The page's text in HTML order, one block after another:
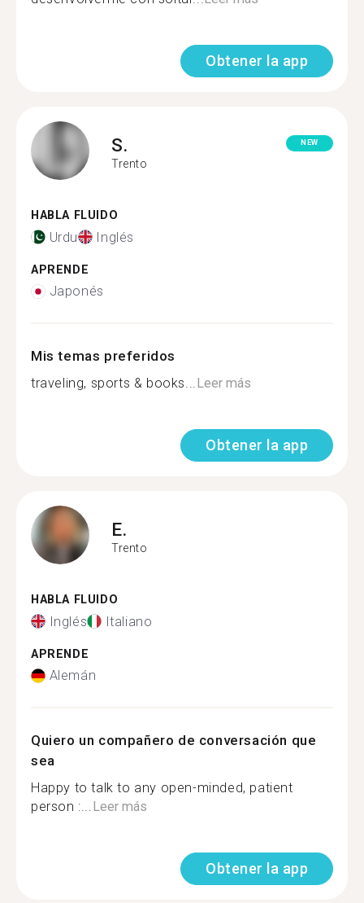
Obtener la app
S.
Trento
NEW
HABLA FLUIDO
Urdu Inglés
APRENDE
Japonés
Mis temas preferidos
traveling, sports & books...Leer más
Obtener la app
E.
Trento
HABLA FLUIDO
Inglés Italiano
APRENDE
Alemán
Quiero un compañero de conversación que
sea
Happy to talk to any open-minded, patient
person :...Leer más
Obtener la app